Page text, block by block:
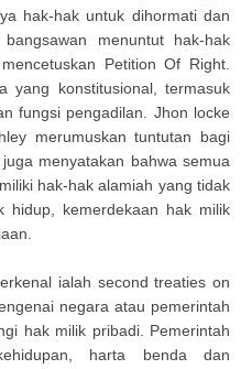
hak-hak untuk dihormati dan
menuntut hak-hak
Petition Of Right.
yang konstitusional, termasuk
fungsi pengadilan. Jhon locke
merumuskan tuntutan bagi
menyatakan bahwa semua
hak-hak alamiah yang tidak
hidup, kemerdekaan hak milik
ialah second treaties on
negara atau pemerintah
hak milik pribadi. Pemerintah
harta benda dan